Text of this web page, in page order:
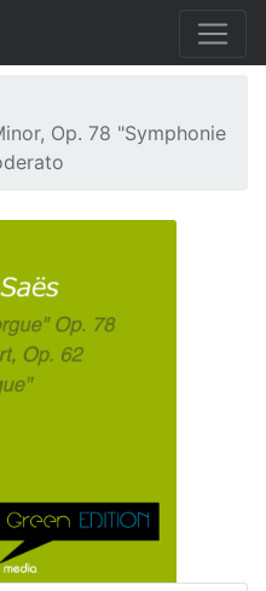
Op. 78 "Symphonie